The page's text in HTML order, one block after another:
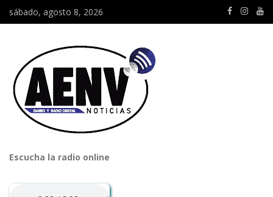
sábado, agosto 8, 2026
Escucha la radio online